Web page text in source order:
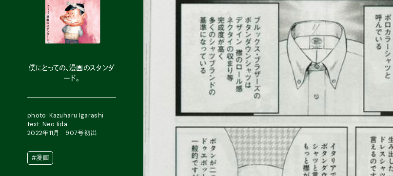
僕にとっての、漫画のスタンダ
ード。
photo: Kazuharu Igarashi
text: Neo Iida
2022年11月 907号初出
#漫画